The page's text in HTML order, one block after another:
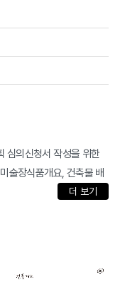
심의신청서 작성을 위한
술장식품개요, 건축물 배
더 보기